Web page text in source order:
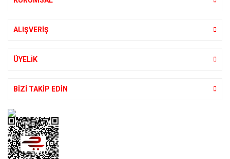
ALIŞVERİŞ
ÜYELİK
BİZİ TAKİP EDİN